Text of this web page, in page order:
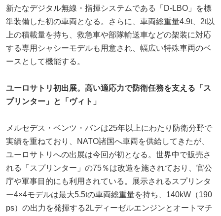
新たなデジタル無線・指揮システムである「D-LBO」を標
準装備した初の車両となる。さらに、車両総重量4.9t、2t以
上の積載量を持ち、救急車や部隊輸送車などの架装に対応
する専用シャシーモデルも用意され、幅広い特殊車両のベ
ースとして機能する。
ユーロサトリ初出展。高い適応力で防衛任務を支える「ス
プリンター」と「ヴィト」
メルセデス・ベンツ・バンは25年以上にわたり防衛分野で
実績を重ねており、NATO諸国へ車両を供給してきたが、
ユーロサトリへの出展は今回が初となる。世界中で販売さ
れる「スプリンター」の75％は改造を施されており、官公
庁や軍事目的にも利用されている。展示されるスプリンタ
ー4×4モデルは最大5.5tの車両総重量を持ち、140kW（190
ps）の出力を発揮する2Lディーゼルエンジンとオートマチ